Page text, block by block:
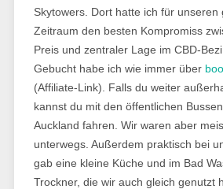
Skytowers. Dort hatte ich für unseren
Zeitraum den besten Kompromiss
Preis und zentraler Lage im CBD-
Gebucht habe ich wie immer über
(Affiliate-Link). Falls du weiter
kannst du mit den öffentlichen
Auckland fahren. Wir waren aber
unterwegs. Außerdem praktisch bei
gab eine kleine Küche und im Bad
Trockner, die wir auch gleich genutzt